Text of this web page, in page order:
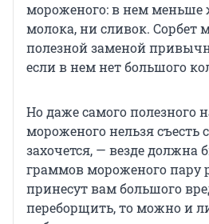
мороженого: в нем меньше
молока, ни сливок. Сорбет
полезной заменой
если в нем нет большого
Но даже самого полезного
мороженого нельзя съесть
захочется, — везде должна
граммов мороженого пару
принесут вам большого
переборщить, то можно и